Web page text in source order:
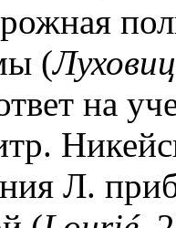
(
на
Л.